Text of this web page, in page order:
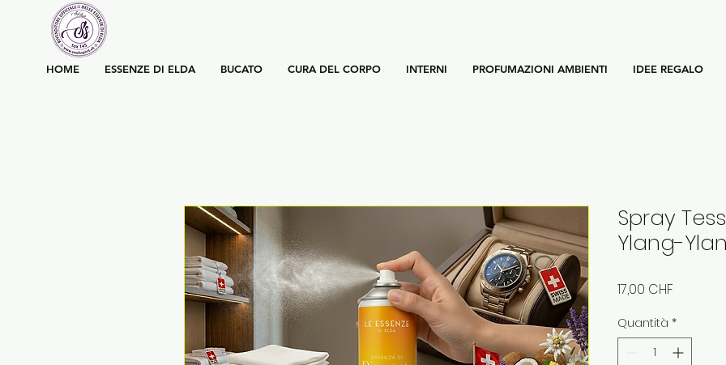
HOME ESSENZE DI ELDA BUCATO CURA DEL CORPO INTERNI PROFUMAZIONI AMBIENTI IDEE REGALO
Spray
Ylang-
17,00 CHF
Quantità *